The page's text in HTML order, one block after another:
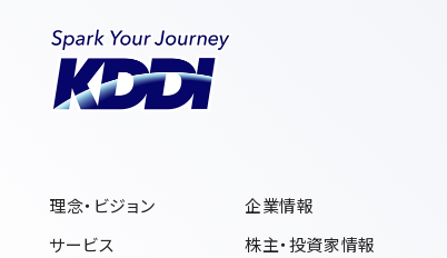
理念・ビジョン
サービス
企業情報
株主・投資家情報